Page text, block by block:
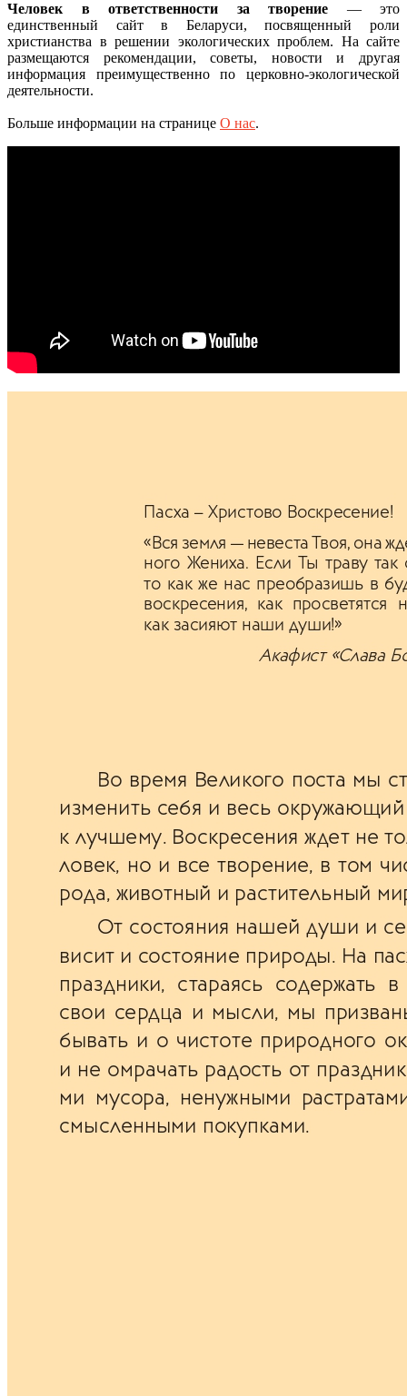
Человек в ответственности за творение — это
единственный сайт в Беларуси, посвященный роли
христианства в решении экологических проблем. На сайте
размещаются рекомендации, советы, новости и другая
информация преимущественно по церковно-экологической
деятельности.
Больше информации на странице О нас.